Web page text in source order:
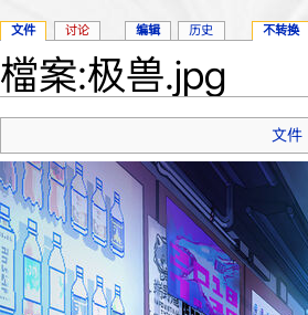
檔案:极兽.jpg
文件
文件 讨论 编辑 历史 不转换